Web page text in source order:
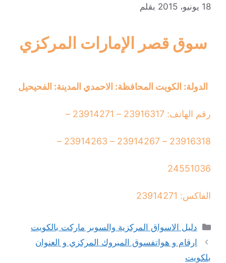
18 يونيو، 2015 بقلم
سوق قصر الإمارات المركزي
الدولة: الكويت المحافظة: الاحمدي المدينة: الفحيحيل
رقم الهاتف: 23916317 – 23914271 –
23916318 – 23914267 – 23914263 –
24551036
الفاكس: 23914271
التصنيفات
دليل الاسواق المركزية والسوبر ماركت بالكويت
ارقام و هواتفسوق المبروك المركزي و العنوان
بلكويت